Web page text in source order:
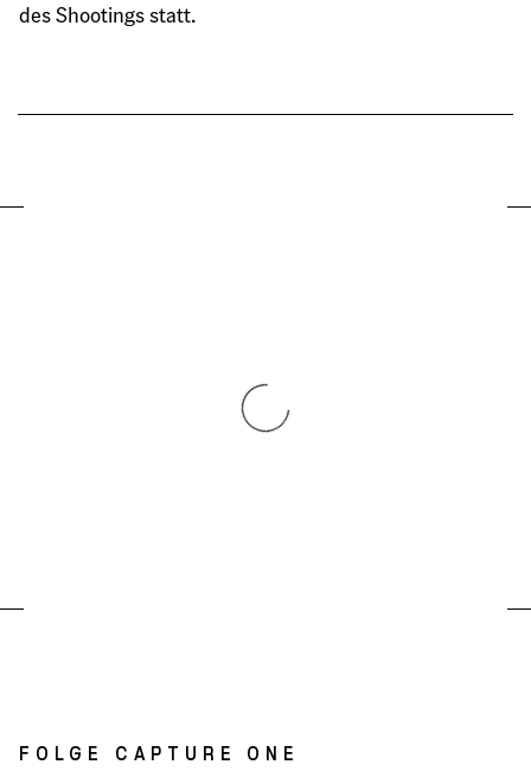
des Shootings statt.
FOLGE CAPTURE ONE